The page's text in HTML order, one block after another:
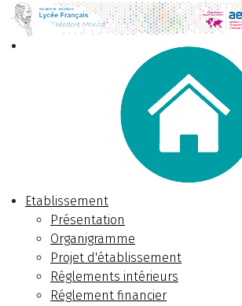
Etablissement
Présentation
Organigramme
Projet d'établissement
Réglements intérieurs
Réglement financier